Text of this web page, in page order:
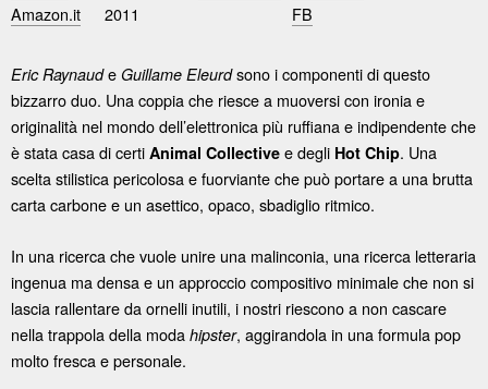
Amazon.it
2011
FB
Eric Raynaude Guillame Eleurdsono i componenti di questo
bizzarro duo. Una coppia che riesce a muoversi con ironia e
originalità nel mondo dell’elettronica più ruffiana e indipendente che
è stata casa di certi Animal Collective e degli Hot Chip. Una
scelta stilistica pericolosa e fuorviante che può portare a una brutta
carta carbone e un asettico, opaco, sbadiglio ritmico.
In una ricerca che vuole unire una malinconia, una ricerca letteraria
ingenua ma densa e un approccio compositivo minimale che non si
lascia rallentare da ornelli inutili, i nostri riescono a non cascare
nella trappola della moda hipster, aggirandola in una formula pop
molto fresca e personale.